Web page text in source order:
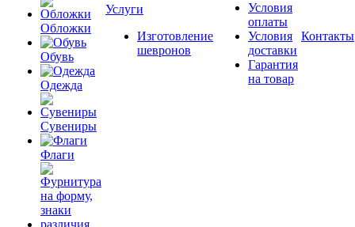
Обложки
Обувь
Одежда
Сувениры
Флаги
Услуги
Изготовление
шевронов
Условия
оплаты
Условия
доставки
Гарантия
на товар
Контакты